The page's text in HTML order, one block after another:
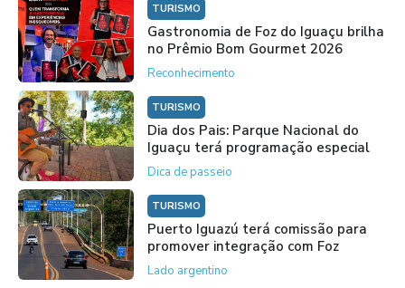
TURISMO
Gastronomia de Foz do Iguaçu brilha
no Prêmio Bom Gourmet 2026
Reconhecimento
TURISMO
Dia dos Pais: Parque Nacional do
Iguaçu terá programação especial
Dica de passeio
TURISMO
Puerto Iguazú terá comissão para
promover integração com Foz
Lado argentino